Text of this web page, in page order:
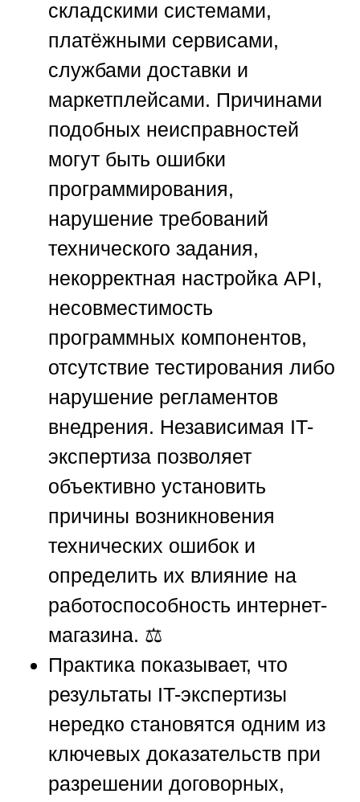
складскими системами,
платёжными сервисами,
службами доставки и
маркетплейсами. Причинами
подобных неисправностей
могут быть ошибки
программирования,
нарушение требований
технического задания,
некорректная настройка API,
несовместимость
программных компонентов,
отсутствие тестирования либо
нарушение регламентов
внедрения. Независимая IT-
экспертиза позволяет
объективно установить
причины возникновения
технических ошибок и
определить их влияние на
работоспособность интернет-
магазина. ⚖️
Практика показывает, что
результаты IT-экспертизы
нередко становятся одним из
ключевых доказательств при
разрешении договорных,